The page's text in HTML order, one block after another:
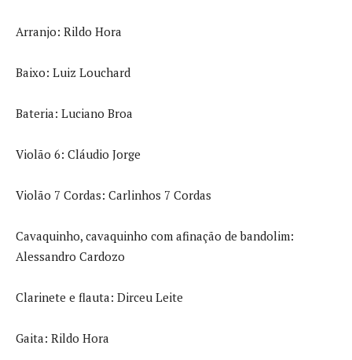
Arranjo: Rildo Hora
Baixo: Luiz Louchard
Bateria: Luciano Broa
Violão 6: Cláudio Jorge
Violão 7 Cordas: Carlinhos 7 Cordas
Cavaquinho, cavaquinho com afinação de bandolim:
Alessandro Cardozo
Clarinete e flauta: Dirceu Leite
Gaita: Rildo Hora